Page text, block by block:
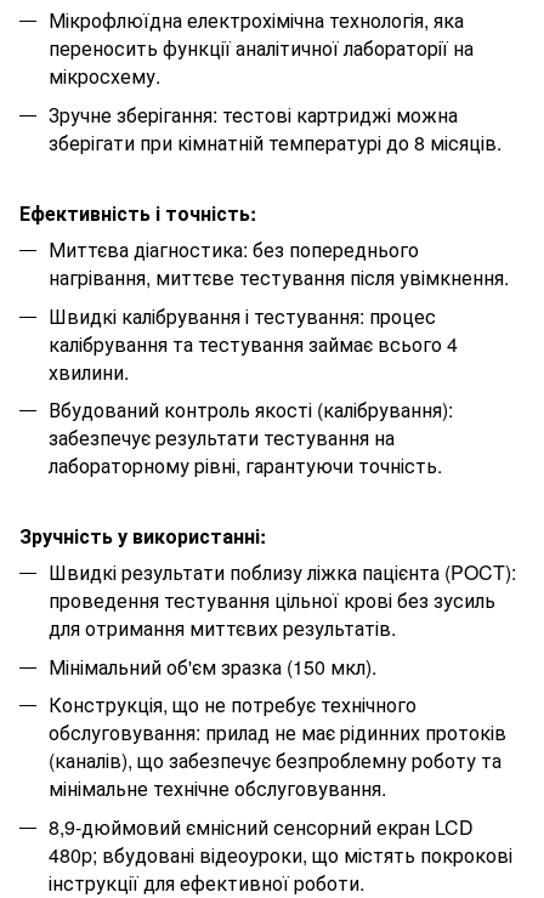
Мікрофлюїдна електрохімічна технологія, яка
переносить функції аналітичної лабораторії на
мікросхему.
Зручне зберігання: тестові картриджі можна
зберігати при кімнатній температурі до 8 місяців.
Ефективність і точність:
Миттєва діагностика: без попереднього
нагрівання, миттєве тестування після увімкнення.
Швидкі калібрування і тестування: процес
калібрування та тестування займає всього 4
хвилини.
Вбудований контроль якості (калібрування):
забезпечує результати тестування на
лабораторному рівні, гарантуючи точність.
Зручність у використанні:
Швидкі результати поблизу ліжка пацієнта (POCT):
проведення тестування цільної крові без зусиль
для отримання миттєвих результатів.
Мінімальний об'єм зразка (150 мкл).
Конструкція, що не потребує технічного
обслуговування: прилад не має рідинних протоків
(каналів), що забезпечує безпроблемну роботу та
мінімальне технічне обслуговування.
8,9-дюймовий ємнісний сенсорний екран LCD
480p; вбудовані відеоуроки, що містять покрокові
інструкції для ефективної роботи.